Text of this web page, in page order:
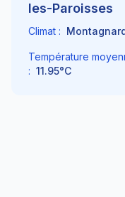
les-Paroisses
Climat :
Température
: 11.95°C